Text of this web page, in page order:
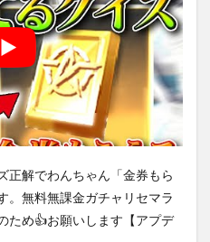
正解でわんちゃん「金券もら
。無料無課金ガチャリセマラ
ため👍お願いします【アプデ